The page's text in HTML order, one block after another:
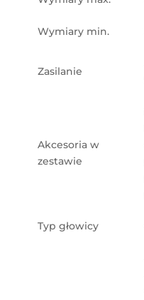
Wymiary min.
Zasilanie
Akcesoria w
zestawie
Typ głowicy